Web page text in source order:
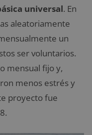
universal. En
aleatoriamente
un
ser voluntarios.
mensual fijo y,
menos estrés y
proyecto fue